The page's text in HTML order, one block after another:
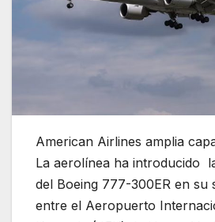
American Airlines amplia
La aerolínea ha introducido
del Boeing 777-300ER en su
entre el Aeropuerto